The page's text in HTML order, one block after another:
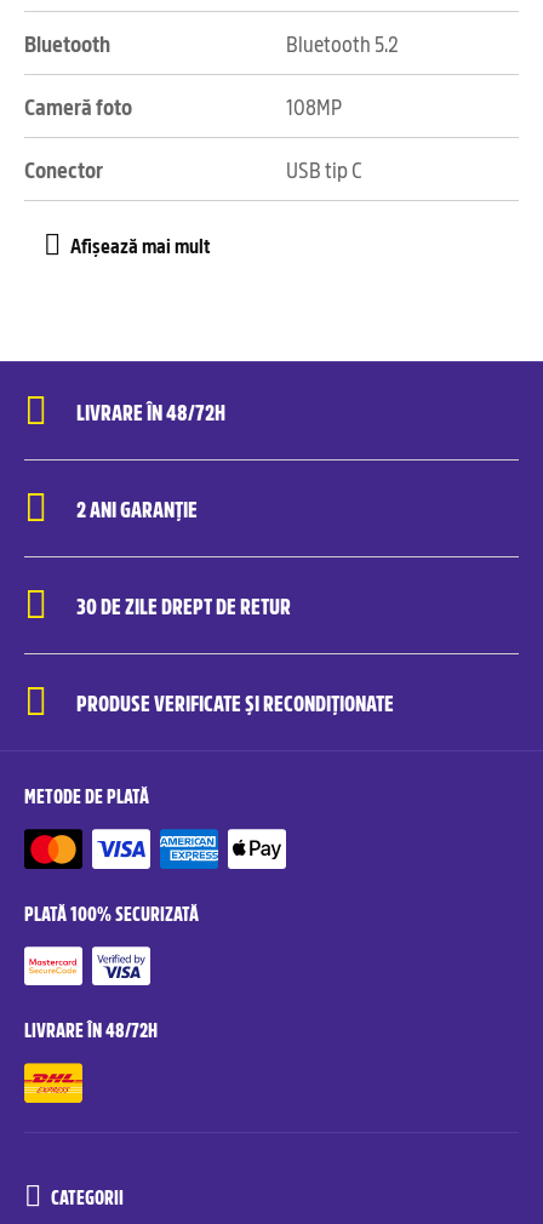
Bluetooth Bluetooth 5.2
Cameră foto 108MP
Conector USB tip C
LIVRARE ÎN 48/72H
2 ANI GARANȚIE
30 DE ZILE DREPT DE RETUR
PRODUSE VERIFICATE ȘI RECONDIȚIONATE
METODE DE PLATĂ
PLATĂ 100% SECURIZATĂ
LIVRARE ÎN 48/72H
CATEGORII